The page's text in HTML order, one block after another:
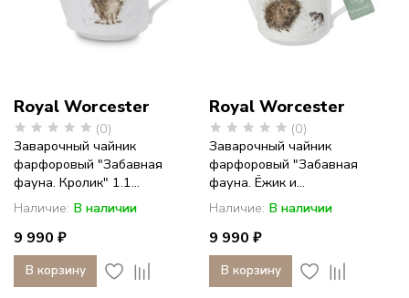
Royal Worcester
(0)
Заварочный чайник
фарфоровый "Забавная
фауна. Кролик" 1.1...
Наличие: В наличии
9 990 ₽
В корзину
Royal Worcester
(0)
Заварочный чайник
фарфоровый "Забавная
фауна. Ёжик и...
Наличие: В наличии
9 990 ₽
В корзину